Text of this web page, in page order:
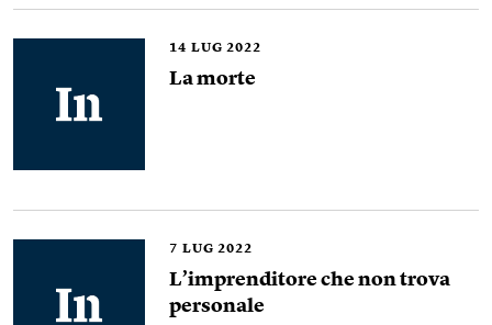
14 LUG 2022
La morte
7 LUG 2022
L’imprenditore che non trova
personale